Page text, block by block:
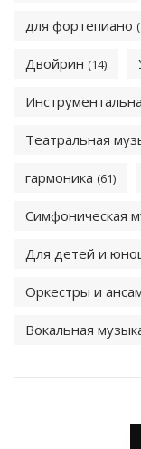
для фортепиано
Двойрин (14)
Театральная
гармоника (61)
Симфоническая
Для детей и
Оркестры и
Вокальная